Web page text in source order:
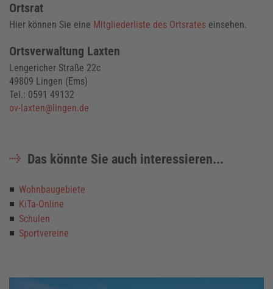
Ortsrat
Hier können Sie eine Mitgliederliste des Ortsrates einsehen.
Ortsverwaltung Laxten
Lengericher Straße 22c
49809 Lingen (Ems)
Tel.: 0591 49132
ov-laxten@lingen.de
Das könnte Sie auch interessieren...
Wohnbaugebiete
KiTa-Online
Schulen
Sportvereine